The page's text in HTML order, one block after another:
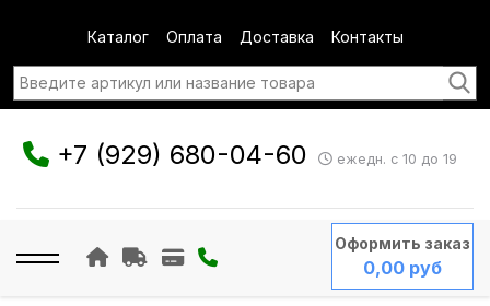
Каталог Оплата Доставка Контакты
+7 (929) 680-04-60 ежедн. с 10 до 19
Оформить заказ
0,00 руб